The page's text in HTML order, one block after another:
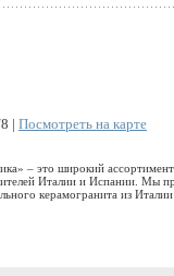
| Посмотреть на карте
– это широкий
Италии и Испании. Мы
керамогранита из